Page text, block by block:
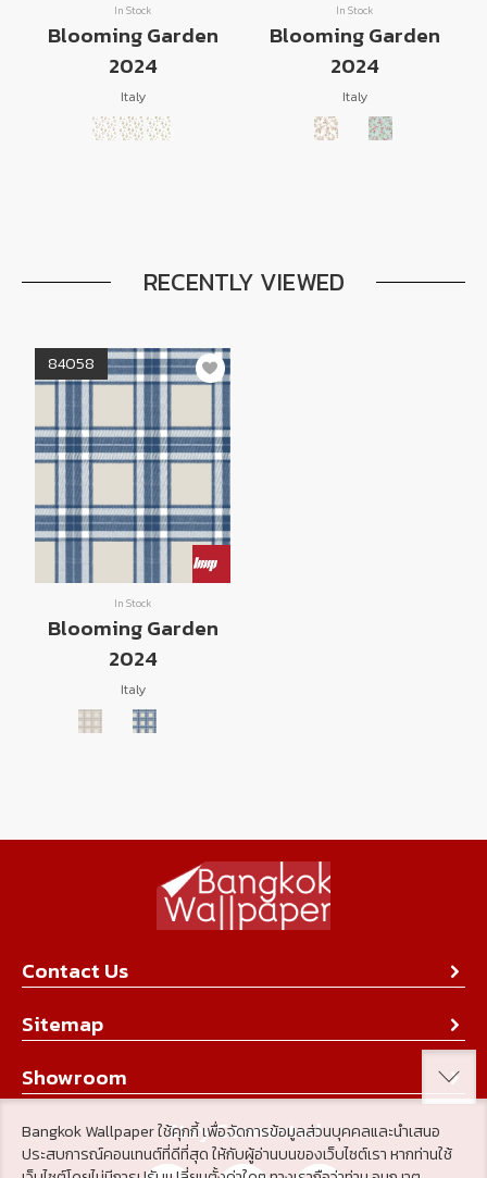
Bangkok Wallpaper ใช้คุกกี้ เพื่อจัดการข้อมูลส่วนบุคคลและนำเสนอ
ประสบการณ์คอนเทนต์ที่ดีที่สุด ให้กับผู้อ่านบนของเว็บไซต์เรา หากท่านใช้
In Stock
Blooming Garden
2024
Italy
In Stock
Blooming Garden
2024
Italy
RECENTLY VIEWED
84058
In Stock
Blooming Garden
2024
Italy
Contact Us
About Us
Contact Us
Achievement
Sitemap
Collection
Product
Tips & Tricks
About Us
Showroom
Stay Connected